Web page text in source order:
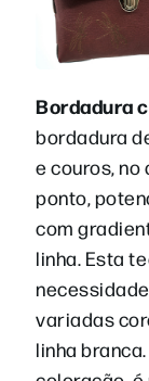
Bordadura
bordadura
e couros, no
ponto,
com
linha. Esta
variadas
linha